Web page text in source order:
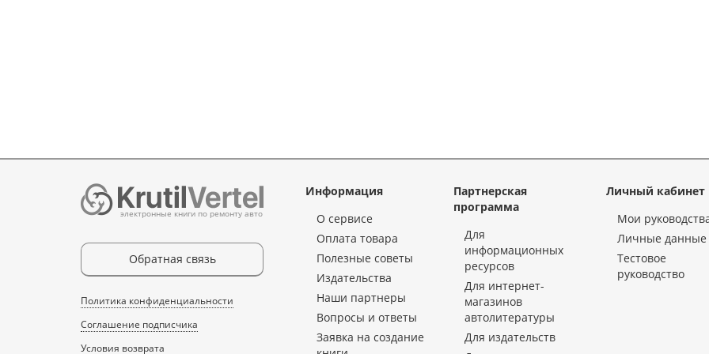
электронные книги по ремонту авто
Обратная связь
Политика конфиденциальности
Соглашение подписчика
Условия возврата
Информация
О сервисе
Оплата товара
Полезные советы
Издательства
Наши партнеры
Вопросы и ответы
Заявка на создание
Партнерская
программа
Для
информационных
ресурсов
Для интернет-
магазинов
автолитературы
Для издательств
Личный кабинет
Мои
Личные данные
Тестовое
руководство